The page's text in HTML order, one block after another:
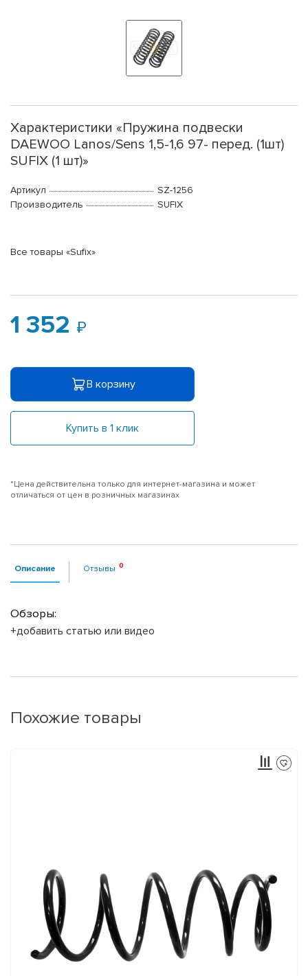
Характеристики «Пружина подвески
DAEWOO Lanos/Sens 1,5-1,6 97- перед. (1шт)
SUFIX (1 шт)»
Артикул
SZ-1256
Производитель
SUFIX
Все товары «Sufix»
1 352
В корзину
Купить в 1 клик
*Цена действительна только для интернет-магазина и может
отличаться от цен в розничных магазинах
Описание Отзывы
Обзоры:
+добавить статью или видео
Похожие товары